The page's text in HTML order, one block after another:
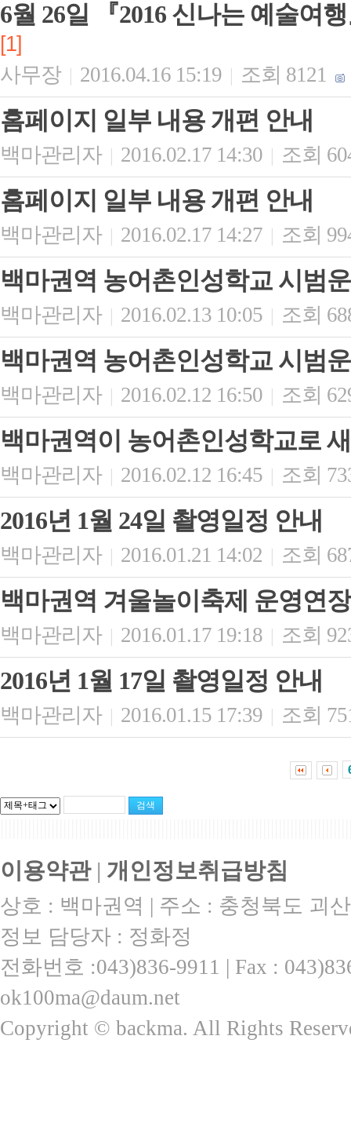
6월 26일 『2016 신나는 예술여
[1]
사무장 | 2016.04.16 15:19 | 조회 8121
홈페이지 일부 내용 개편 안내
백마관리자 | 2016.02.17 14:30 | 조회
홈페이지 일부 내용 개편 안내
백마관리자 | 2016.02.17 14:27 | 조회
백마권역 농어촌인성학교 시범
백마관리자 | 2016.02.13 10:05 | 조회
백마권역 농어촌인성학교 시범
백마관리자 | 2016.02.12 16:50 | 조회
백마권역이 농어촌인성학교로
백마관리자 | 2016.02.12 16:45 | 조회
2016년 1월 24일 촬영일정 안내
백마관리자 | 2016.01.21 14:02 | 조회
백마권역 겨울놀이축제 운영연
백마관리자 | 2016.01.17 19:18 | 조회
2016년 1월 17일 촬영일정 안내
백마관리자 | 2016.01.15 17:39 | 조회
이용약관| 개인정보취급방침
상호 : 백마권역 | 주소 : 충청북도 괴
정보 담당자 : 정화정
전화번호 :043)836-9911 | Fax :
ok100ma@daum.net
Copyright © backma. All Rights